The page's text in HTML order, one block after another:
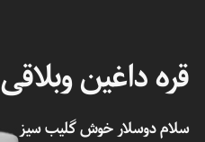
قره داغین وبلاقی
سلام دوسلار خوش گلیب سیز